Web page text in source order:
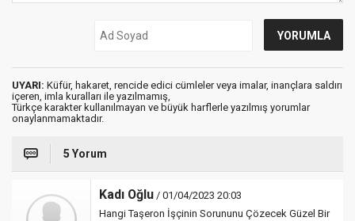
UYARI: Küfür, hakaret, rencide edici cümleler veya imalar, inançlara saldırı
içeren, imla kuralları ile yazılmamış,
Türkçe karakter kullanılmayan ve büyük harflerle yazılmış yorumlar
onaylanmamaktadır.
5 Yorum
Kadı Oğlu / 01/04/2023 20:03
Hangi Taşeron İşçinin Sorununu Çözecek Güzel Bir